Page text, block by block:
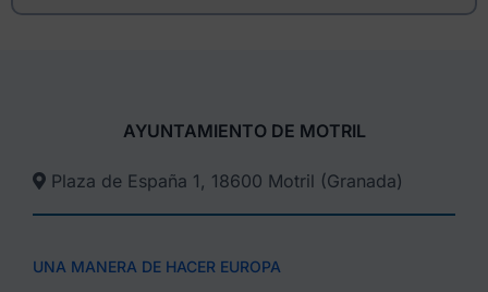
AYUNTAMIENTO DE MOTRIL
Plaza de España 1, 18600 Motril (Granada)​
UNA MANERA DE HACER EUROPA